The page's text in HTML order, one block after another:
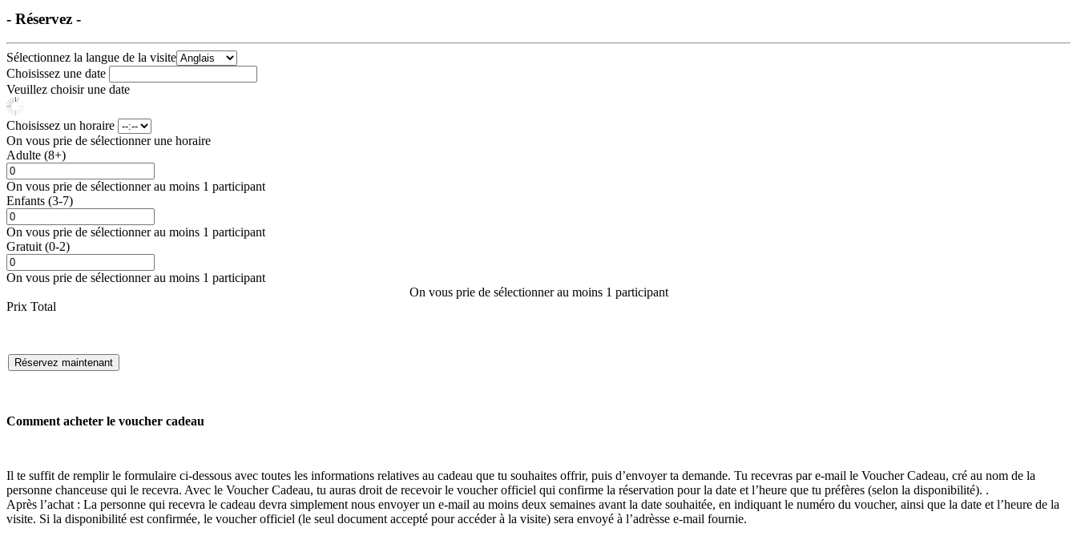
- Réservez -
Sélectionnez la langue de la visite
Choisissez une date
Veuillez choisir une date
Choisissez un horaire
On vous prie de sélectionner une horaire
Adulte (8+)
On vous prie de sélectionner au moins 1 participant
Enfants (3-7)
On vous prie de sélectionner au moins 1 participant
Gratuit (0-2)
On vous prie de sélectionner au moins 1 participant
On vous prie de sélectionner au moins 1 participant
Prix Total
Réservez maintenant
Comment acheter le voucher cadeau
Il te suffit de remplir le formulaire ci-dessous avec toutes les informations relatives au cadeau que tu souhaites offrir, puis d’envoyer ta demande. Tu recevras par e-mail le Voucher Cadeau, cré au nom de la
personne chanceuse qui le recevra. Avec le Voucher Cadeau, tu auras droit de recevoir le voucher officiel qui confirme la réservation pour la date et l’heure que tu préfères (selon la disponibilité). .
Après l’achat : La personne qui recevra le cadeau devra simplement nous envoyer un e-mail au moins deux semaines avant la date souhaitée, en indiquant le numéro du voucher, ainsi que la date et l’heure de la
visite. Si la disponibilité est confirmée, le voucher officiel (le seul document accepté pour accéder à la visite) sera envoyé à l’adrèsse e-mail fournie.